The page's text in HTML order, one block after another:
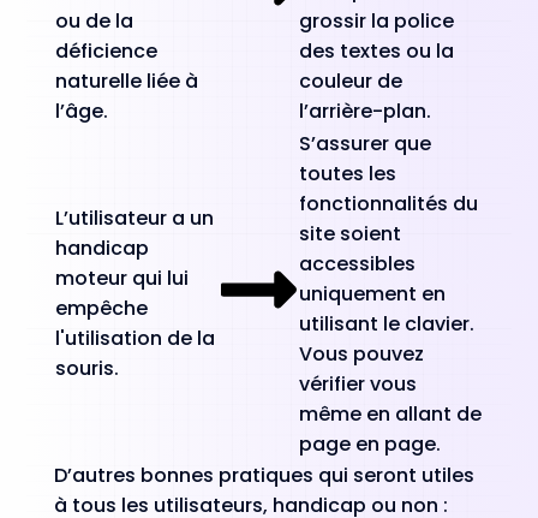
ou de la
déficience
naturelle liée à
l’âge.
grossir la police
des textes ou la
couleur de
l’arrière-plan.
L’utilisateur a un
handicap
moteur qui lui
empêche
l'utilisation de la
souris.
S’assurer que
toutes les
fonctionnalités du
site soient
accessibles
uniquement en
utilisant le clavier.
Vous pouvez
vérifier vous
même en allant de
page en page.
D’autres bonnes pratiques qui seront utiles
à tous les utilisateurs, handicap ou non :